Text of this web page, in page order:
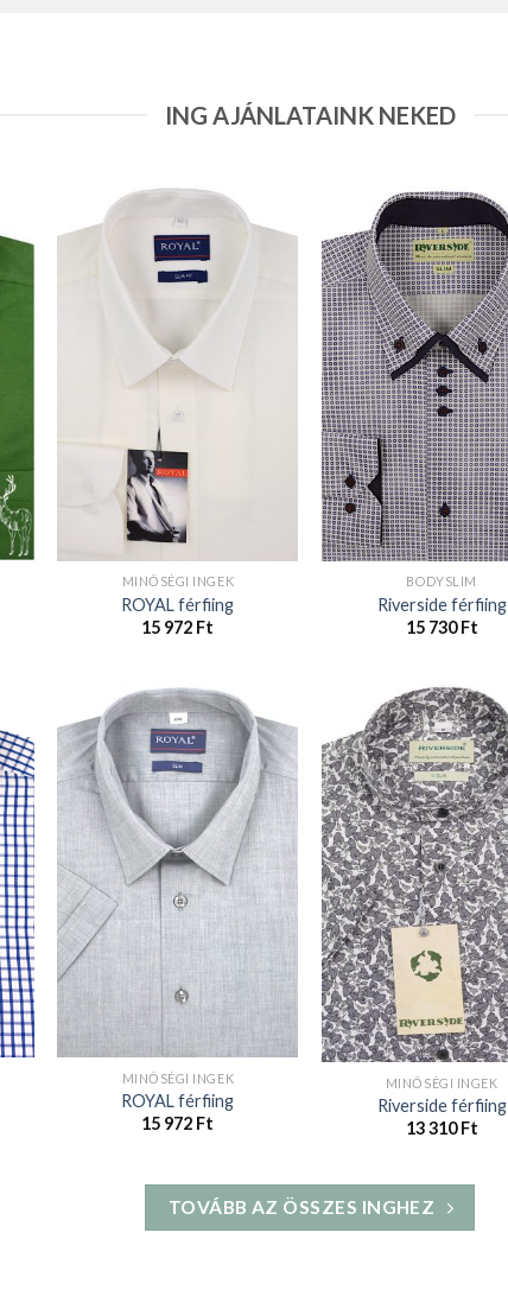
ING AJÁNLATAINK NEKED
MINŐSÉGI INGEK
ROYAL férfiing
15 972 Ft
BODYSLIM
Riverside férfiing
15 730Ft
MINŐSÉGI INGEK
ROYAL férfiing
15 972 Ft
MINŐSÉGI INGEK
Riverside férfiing
13 310 Ft
TOVÁBB AZ ÖSSZES INGHEZ